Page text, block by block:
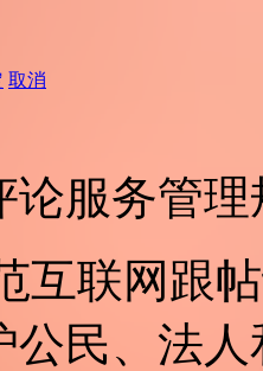
取消
论服务管理
互联网跟
公民、法